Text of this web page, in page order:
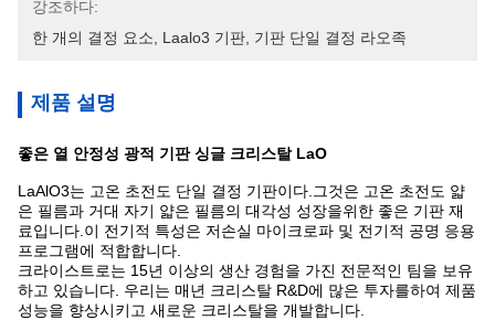
강조하다:
한 개의 결정 요소
Laalo3 기판 기판 단일 결정 라오족
제품 설명
좋은 열 안정성 광적 기판 싱글 크리스탈 LaO
LaAlO3는 고온 초전도 단일 결정 기판이다.그것은 고온 초전도 얇
은 필름과 거대 자기 얇은 필름의 대각성 성장을위한 좋은 기판 재
료입니다.이 전기적 특성은 저손실 마이크로파 및 전기적 공명 응용
프로그램에 적합합니다.
크라이스트로는 15년 이상의 생산 경험을 가진 전문적인 팀을 보유
하고 있습니다. 우리는 매년 크리스탈 R&D에 많은 투자를하여 제품
성능을 향상시키고 새로운 크리스탈을 개발합니다.